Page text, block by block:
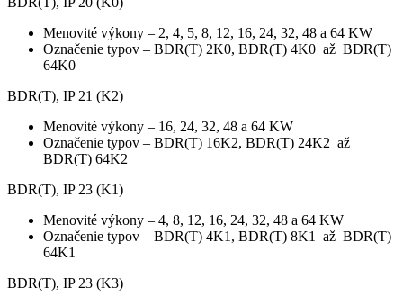
Menovité výkony – 2, 4, 5, 8, 12, 16, 24, 32, 48 a 64 KW
Označenie typov – BDR(T) 2K0, BDR(T) 4K0 až BDR(T)
64K0
BDR(T), IP 21 (K2)
Menovité výkony – 16, 24, 32, 48 a 64 KW
Označenie typov – BDR(T) 16K2, BDR(T) 24K2 až
BDR(T) 64K2
BDR(T), IP 23 (K1)
Menovité výkony – 4, 8, 12, 16, 24, 32, 48 a 64 KW
Označenie typov – BDR(T) 4K1, BDR(T) 8K1 až BDR(T)
64K1
BDR(T), IP 23 (K3)